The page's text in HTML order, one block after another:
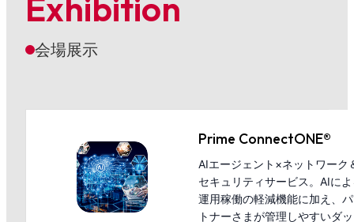
会場展示
Prime ConnectONE®
AIエージェント×ネットワーク
セキュリティサービス。AIに
運用稼働の軽減機能に加え、
トナーさまが管理しやすいダ